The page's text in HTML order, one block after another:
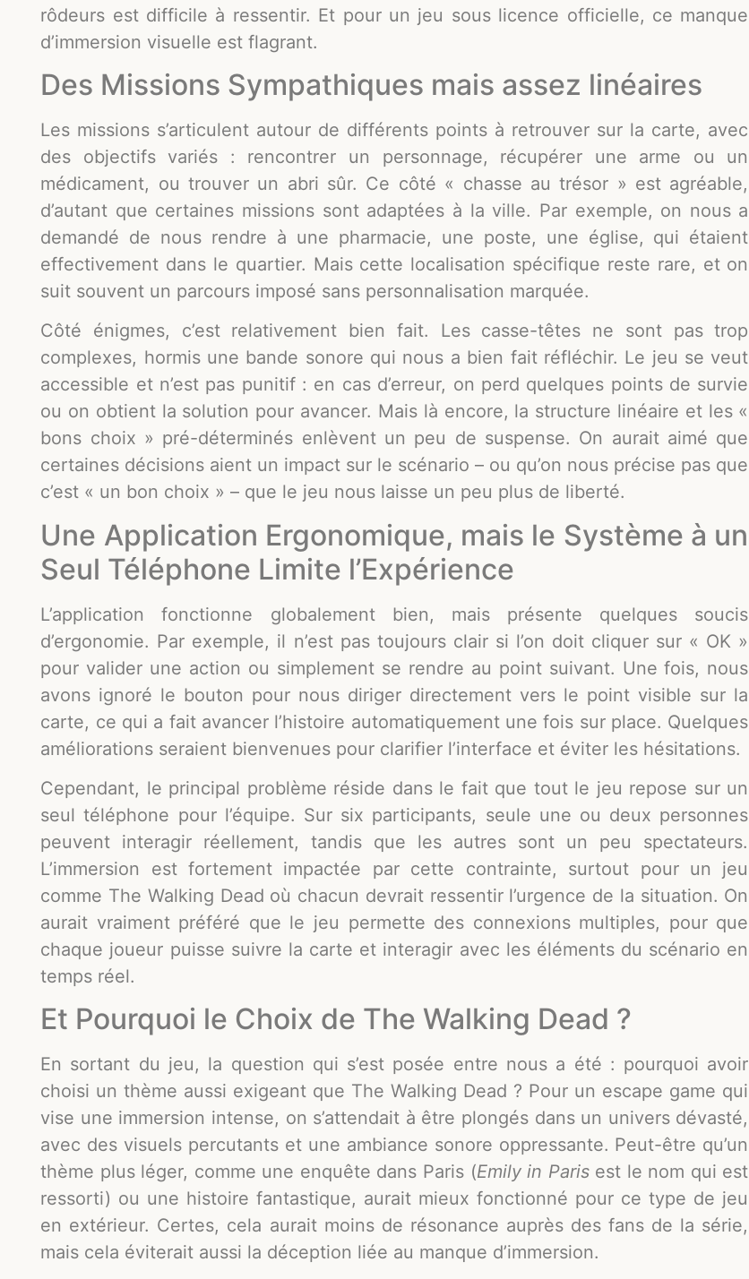
rôdeurs est difficile à ressentir. Et pour un jeu sous licence officielle, ce manque
d’immersion visuelle est flagrant.
Des Missions Sympathiques mais assez linéaires
Les missions s’articulent autour de différents points à retrouver sur la carte, avec
des objectifs variés : rencontrer un personnage, récupérer une arme ou un
médicament, ou trouver un abri sûr. Ce côté « chasse au trésor » est agréable,
d’autant que certaines missions sont adaptées à la ville. Par exemple, on nous a
demandé de nous rendre à une pharmacie, une poste, une église, qui étaient
effectivement dans le quartier. Mais cette localisation spécifique reste rare, et on
suit souvent un parcours imposé sans personnalisation marquée.
Côté énigmes, c’est relativement bien fait. Les casse-têtes ne sont pas trop
complexes, hormis une bande sonore qui nous a bien fait réfléchir. Le jeu se veut
accessible et n’est pas punitif : en cas d’erreur, on perd quelques points de survie
ou on obtient la solution pour avancer. Mais là encore, la structure linéaire et les «
bons choix » pré-déterminés enlèvent un peu de suspense. On aurait aimé que
certaines décisions aient un impact sur le scénario – ou qu’on nous précise pas que
c’est « un bon choix » – que le jeu nous laisse un peu plus de liberté.
Une Application Ergonomique, mais le Système à un
Seul Téléphone Limite l’Expérience
L’application fonctionne globalement bien, mais présente quelques soucis
d’ergonomie. Par exemple, il n’est pas toujours clair si l’on doit cliquer sur « OK »
pour valider une action ou simplement se rendre au point suivant. Une fois, nous
avons ignoré le bouton pour nous diriger directement vers le point visible sur la
carte, ce qui a fait avancer l’histoire automatiquement une fois sur place. Quelques
améliorations seraient bienvenues pour clarifier l’interface et éviter les hésitations.
Cependant, le principal problème réside dans le fait que tout le jeu repose sur un
seul téléphone pour l’équipe. Sur six participants, seule une ou deux personnes
peuvent interagir réellement, tandis que les autres sont un peu spectateurs.
L’immersion est fortement impactée par cette contrainte, surtout pour un jeu
comme The Walking Dead où chacun devrait ressentir l’urgence de la situation. On
aurait vraiment préféré que le jeu permette des connexions multiples, pour que
chaque joueur puisse suivre la carte et interagir avec les éléments du scénario en
temps réel.
Et Pourquoi le Choix de The Walking Dead ?
En sortant du jeu, la question qui s’est posée entre nous a été : pourquoi avoir
choisi un thème aussi exigeant que The Walking Dead ? Pour un escape game qui
vise une immersion intense, on s’attendait à être plongés dans un univers dévasté,
avec des visuels percutants et une ambiance sonore oppressante. Peut-être qu’un
thème plus léger, comme une enquête dans Paris (Emily in Paris est le nom qui est
ressorti) ou une histoire fantastique, aurait mieux fonctionné pour ce type de jeu
en extérieur. Certes, cela aurait moins de résonance auprès des fans de la série,
mais cela éviterait aussi la déception liée au manque d’immersion.